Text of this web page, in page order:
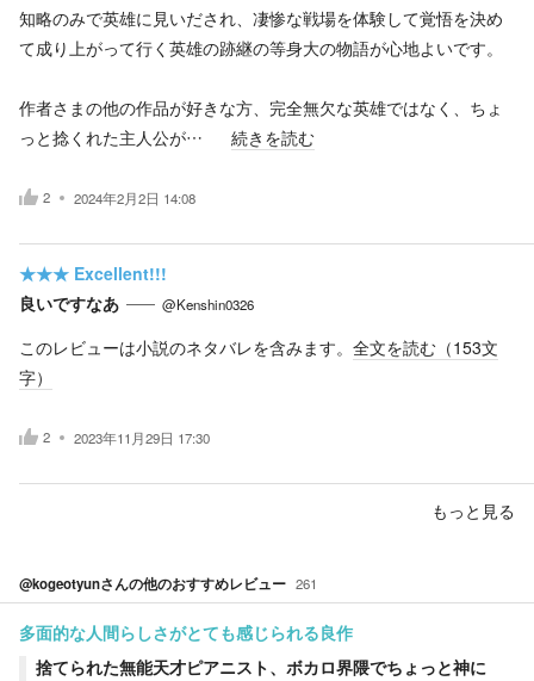
知略のみで英雄に見いだされ、凄惨な戦場を体験して覚悟を決め
て成り上がって行く英雄の跡継の等身大の物語が心地よいです。
作者さまの他の作品が好きな方、完全無欠な英雄ではなく、ちょ
っと捻くれた主人公が…
続きを読む
2 2024年2月2日 14:08
★★★ Excellent!!!
良いですなあ
@Kenshin0326
このレビューは小説のネタバレを含みます。 全文を読む（153文
字）
2 2023年11月29日 17:30
もっと見る
@kogeotyunさんの他のおすすめレビュー 261
多面的な人間らしさがとても感じられる良作
捨てられた無能天才ピアニスト、ボカロ界隈でちょっと神に